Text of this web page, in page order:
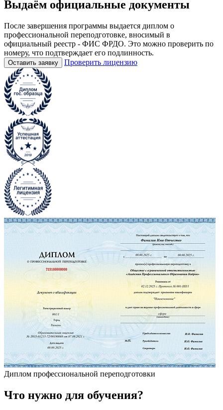
Выдаём официальные документы
После завершения программы выдается диплом о
профессиональной переподготовке, вносимый в
официальный реестр - ФИС ФРДО. Это можно проверить по
номеру, что подтверждает его подлинность.
Оставить заявку Проверить лицензию
Диплом профессиональной переподготовки
Что нужно для обучения?